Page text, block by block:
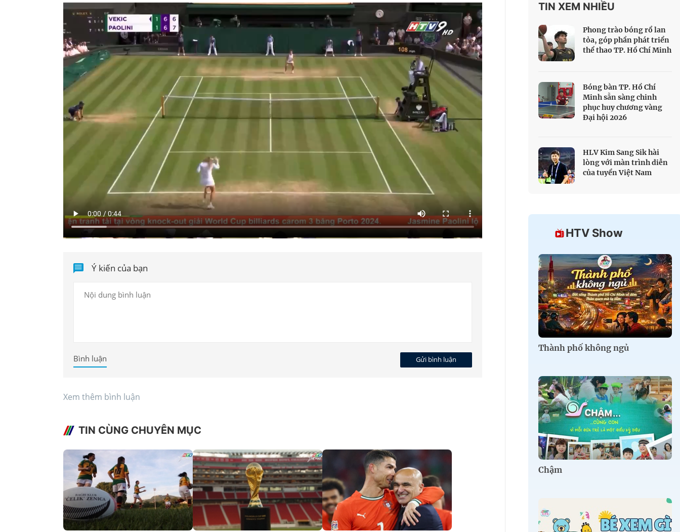
Không gian văn hóa
Hồ Chí Minh
Chuyển đổi số
Thành phố không
ngủ
Chậm
Bé xem gì
Mái ấm gia đình
Việt
Các show khác
Các chương trình
Phim truyền hình
Phim tài liệu
Made By Vietnam
Ngày hội HTV
Innovation Fest
Chung một tấm
lòng
Cuộc đua xe đạp
Cúp Truyền hình
Cuộc đua offroad
HTV
SEA Games 33
Ý kiến của bạn
Gửi bình luận
Bình luận
Xem thêm bình luận
TIN CÙNG CHUYÊN MỤC
TIN XEM NHIỀU
Phong trào bóng rổ lan
tỏa, góp phần phát triển
thể thao TP. Hồ Chí Minh
Bóng bàn TP. Hồ Chí
Minh sẵn sàng chinh
phục huy chương vàng
Đại hội 2026
HLV Kim Sang Sik hài
lòng với màn trình diễn
của tuyển Việt Nam
HTV Show
Thành phố không ngủ
Chậm